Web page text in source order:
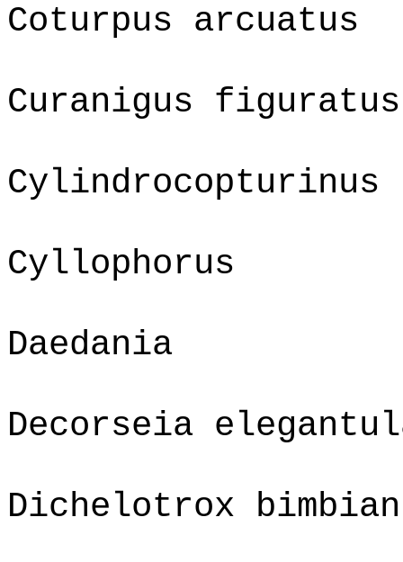
Coturpus arcuatus
Curanigus figuratus
Cylindrocopturinus
Cyllophorus
Daedania
Decorseia
Dichelotrox